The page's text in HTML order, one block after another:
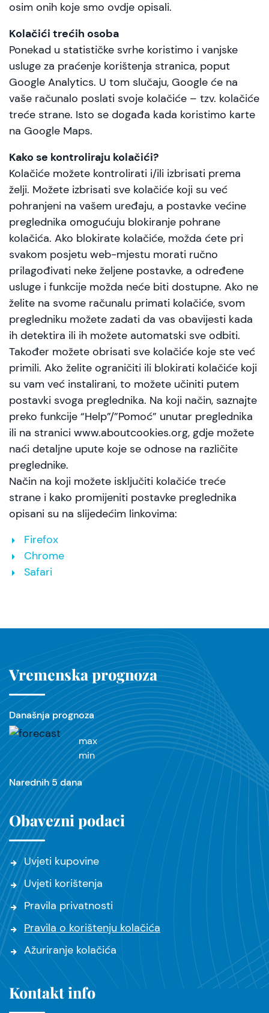
osim onih koje smo ovdje opisali.
Kolačići trećih osoba
Ponekad u statističke svrhe koristimo i vanjske
usluge za praćenje korištenja stranica, poput
Google Analytics. U tom slučaju, Google će na
vaše računalo poslati svoje kolačiće – tzv. kolačiće
treće strane. Isto se događa kada koristimo karte
na Google Maps.
Kako se kontroliraju kolačići?
Kolačiće možete kontrolirati i/ili izbrisati prema
želji. Možete izbrisati sve kolačiće koji su već
pohranjeni na vašem uređaju, a postavke većine
preglednika omogućuju blokiranje pohrane
kolačića. Ako blokirate kolačiće, možda ćete pri
svakom posjetu web-mjestu morati ručno
prilagođivati neke željene postavke, a određene
usluge i funkcije možda neće biti dostupne. Ako ne
želite na svome računalu primati kolačiće, svom
pregledniku možete zadati da vas obavijesti kada
ih detektira ili ih možete automatski sve odbiti.
Također možete obrisati sve kolačiće koje ste već
primili. Ako želite ograničiti ili blokirati kolačiće koji
su vam već instalirani, to možete učiniti putem
postavki svoga preglednika. Na koji način, saznajte
preko funkcije “Help”/”Pomoć” unutar preglednika
ili na stranici www.aboutcookies.org, gdje možete
naći detaljne upute koje se odnose na različite
preglednike.
Način na koji možete isključiti kolačiće treće
strane i kako promijeniti postavke preglednika
opisani su na slijedećim linkovima:
Firefox
Chrome
Safari
Vremenska prognoza
Današnja prognoza
max
min
Narednih 5 dana
Obavezni podaci
Uvjeti kupovine
Uvjeti korištenja
Pravila privatnosti
Pravila o korištenju kolačića
Ažuriranje kolačića
Kontakt info